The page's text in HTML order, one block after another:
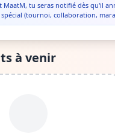
MaatM, tu seras notifié dès qu'il
spécial (tournoi, collaboration,
à venir